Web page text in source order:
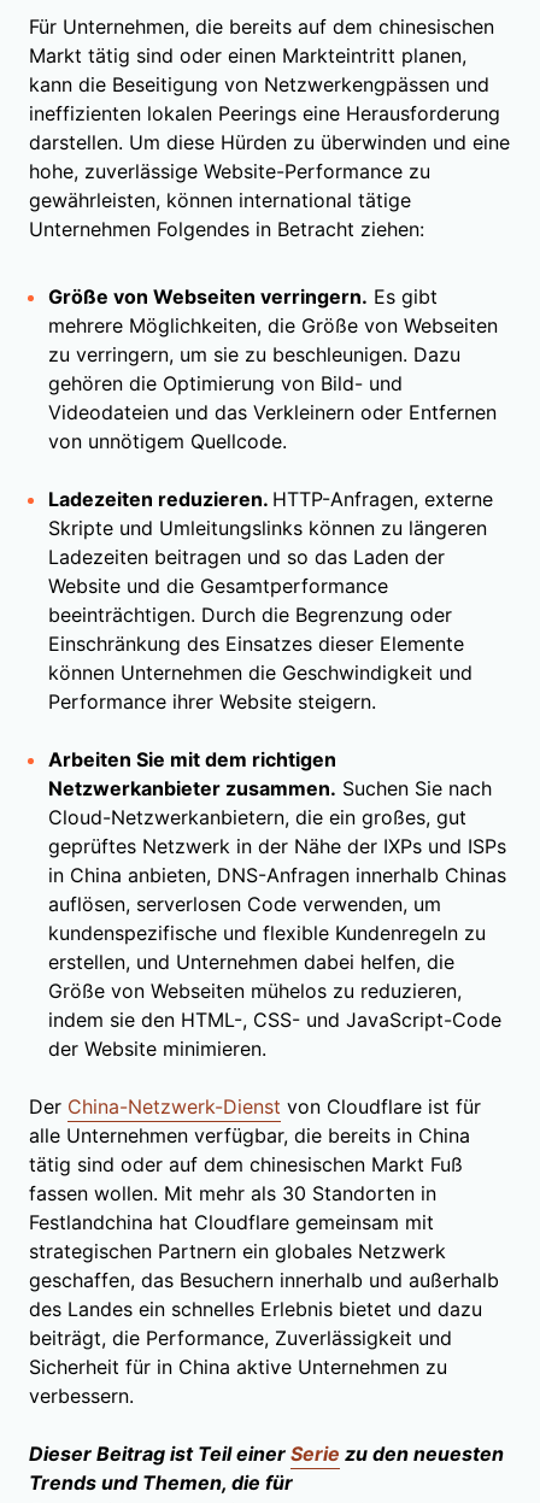
Für Unternehmen, die bereits auf dem chinesischen
Markt tätig sind oder einen Markteintritt planen,
kann die Beseitigung von Netzwerkengpässen und
ineffizienten lokalen Peerings eine Herausforderung
darstellen. Um diese Hürden zu überwinden und eine
hohe, zuverlässige Website-Performance zu
gewährleisten, können international tätige
Unternehmen Folgendes in Betracht ziehen:
Größe von Webseiten verringern. Es gibt
mehrere Möglichkeiten, die Größe von Webseiten
zu verringern, um sie zu beschleunigen. Dazu
gehören die Optimierung von Bild- und
Videodateien und das Verkleinern oder Entfernen
von unnötigem Quellcode.
Ladezeiten reduzieren. HTTP-Anfragen, externe
Skripte und Umleitungslinks können zu längeren
Ladezeiten beitragen und so das Laden der
Website und die Gesamtperformance
beeinträchtigen. Durch die Begrenzung oder
Einschränkung des Einsatzes dieser Elemente
können Unternehmen die Geschwindigkeit und
Performance ihrer Website steigern.
Arbeiten Sie mit dem richtigen
Netzwerkanbieter zusammen. Suchen Sie nach
Cloud-Netzwerkanbietern, die ein großes, gut
geprüftes Netzwerk in der Nähe der IXPs und ISPs
in China anbieten, DNS-Anfragen innerhalb Chinas
auflösen, serverlosen Code verwenden, um
kundenspezifische und flexible Kundenregeln zu
erstellen, und Unternehmen dabei helfen, die
Größe von Webseiten mühelos zu reduzieren,
indem sie den HTML-, CSS- und JavaScript-Code
der Website minimieren.
Der China-Netzwerk-Dienst von Cloudflare ist für
alle Unternehmen verfügbar, die bereits in China
tätig sind oder auf dem chinesischen Markt Fuß
fassen wollen. Mit mehr als 30 Standorten in
Festlandchina hat Cloudflare gemeinsam mit
strategischen Partnern ein globales Netzwerk
geschaffen, das Besuchern innerhalb und außerhalb
des Landes ein schnelles Erlebnis bietet und dazu
beiträgt, die Performance, Zuverlässigkeit und
Sicherheit für in China aktive Unternehmen zu
verbessern.
Dieser Beitrag ist Teil einer Serie zu den neuesten
Trends und Themen, die für